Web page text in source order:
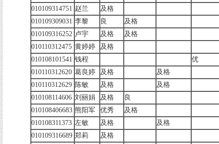
010109314751 赵兰
及格
010109309031 李黎 良
及格
010109316252 卢宇 及格
及格
010110312475 黄婷婷
及格
010108101541 钱程
优
010110312620 葛良婷 及格
及格
010110312629 陈敏 及格
及格
010108114606 刘丽娟 及格
良
010108406683 熊阳军 优秀
及格
010108311373 左敏 及格
及格
010109316689 郑莉
及格